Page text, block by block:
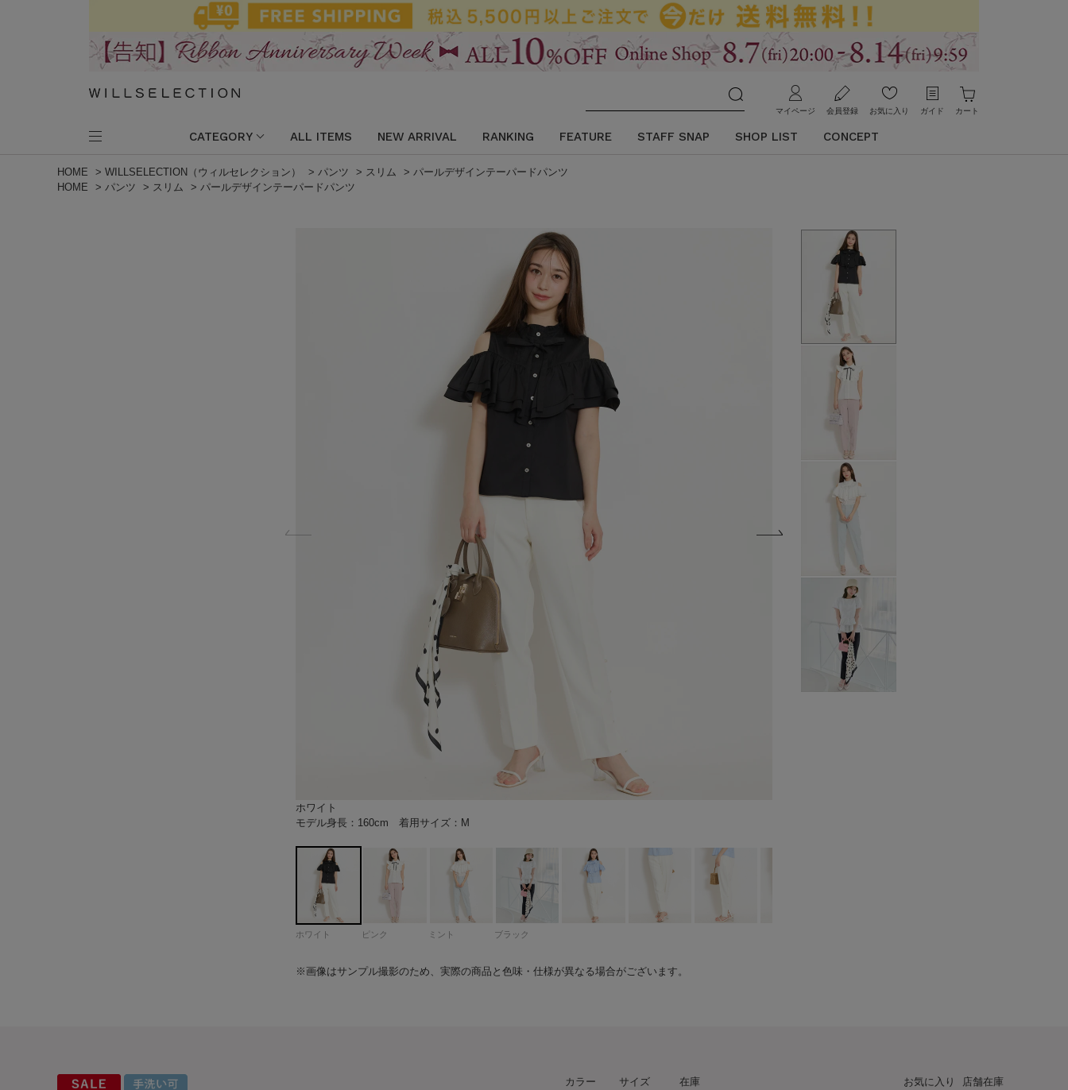
マイページ 会員登録 お気に入り ガイド カート
CATEGORY ALL ITEMS NEW ARRIVAL RANKING FEATURE STAFF SNAP SHOP LIST CONCEPT
HOME > WILLSELECTION（ウィルセレクション） > パンツ > スリム > パールデザインテーパードパンツ
HOME
> パンツ > スリム > パールデザインテーパードパンツ
ホワイト
モデル身長：160cm 着用サイズ：M
ピンク
モデル身長：160cm 着用サイズ：M
ミント
モデル身長：160cm 着用サイズ：S
ブラック
モデル身長：159cm 着用サイズS
モデル身長：160cm 着用サイズ：M
モデル身長：160cm 着用サイズ：M
モデル身長：160cm 着用サイズ：M
モデル身長：160cm 着用サイズ：M
モデル身長：166cm 着用サイズ：M
モデル身長：160cm 着用サイズ：M
モデル身長：160cm 着用サイズ：M
モデル身長：160cm 着用サイズ：M
モデル身長：160cm 着用サイズ：M
モデル身長：160cm 着用サイズ：M
モデル身長：160cm 着用サイズ：M
モデル身長：160cm 着用サイズ：M
モデル身長：160cm 着用サイズ：M
モデル身長：160cm 着用サイズ：M
モデル身長：160cm 着用サイズ：M
モデル身長：160cm 着用サイズ：M
モデル身長：160cm 着用サイズ：S
モデル身長：160cm 着用サイズ：S
モデル身長：160cm 着用サイズ：S
モデル身長：160cm 着用サイズ：S
モデル身長：160cm 着用サイズ：S
モデル身長：160cm 着用サイズ：S
モデル身長：161cm 着用サイズS
モデル身長：161cm 着用サイズS
モデル身長：162cm 着用サイズS
モデル身長：162cm 着用サイズS
モデル身長：166cm 着用サイズS
モデル身長：166cm 着用サイズS
モデル身長：166cm 着用サイズS
モデル身長：166cm 着用サイズS
モデル身長：166cm 着用サイズS
モデル身長：166cm 着用サイズS
モデル身長：161cm 着用サイズS
モデル身長：161cm 着用サイズS
ホワイト ピンク ミント ブラック
※画像はサンプル撮影のため、実際の商品と色味・仕様が異なる場合がございます。
カラー サイズ 在庫 お気に入り 店舗在庫